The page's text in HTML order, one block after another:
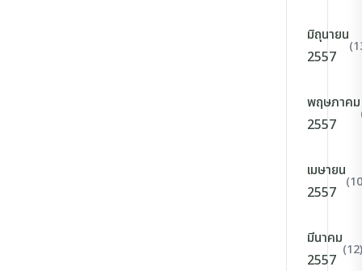
มิถุนายน
2557
พฤษภาคม
2557
เมษายน
2557
มีนาคม
2557
(12)